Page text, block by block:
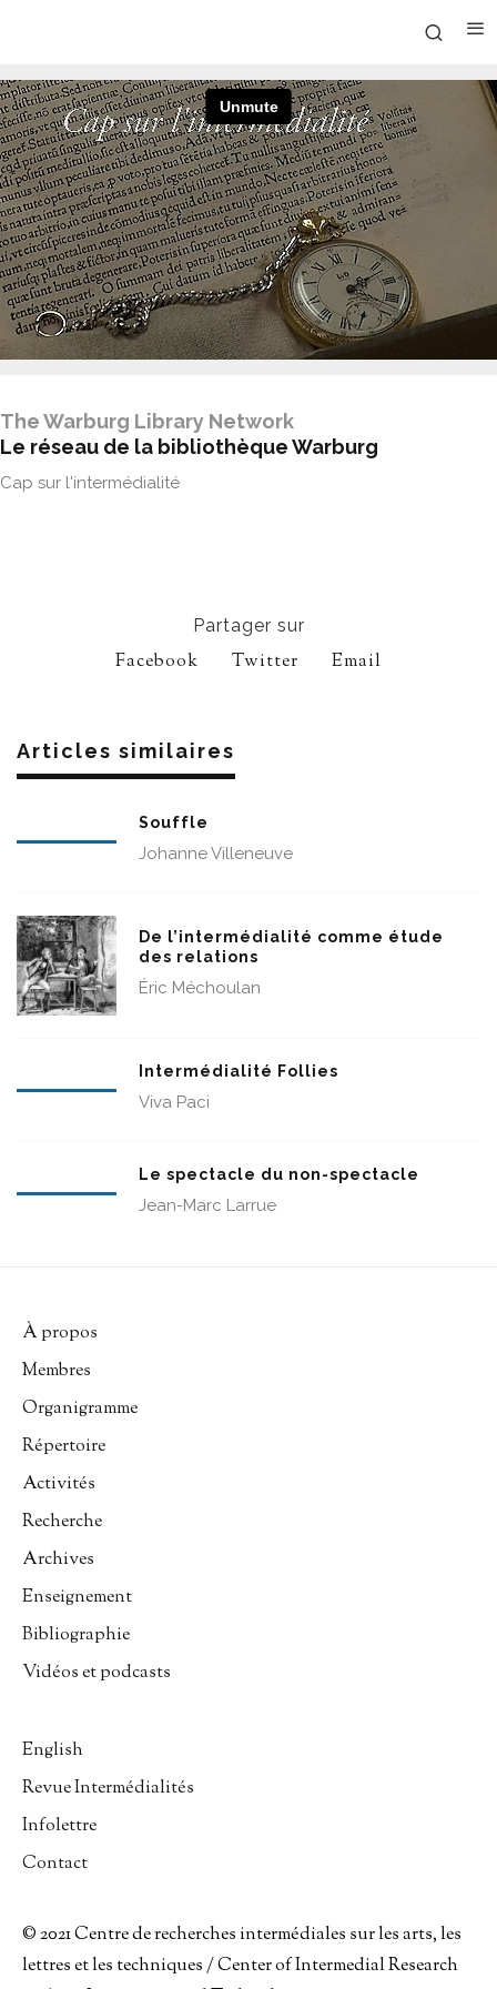
The Warburg Library Network
Le réseau de la bibliothèque Warburg
Cap sur l'intermédialité
Partager sur
Facebook Twitter Email
Articles similaires
Souffle
Johanne Villeneuve
De l’intermédialité comme étude
des relations
Éric Méchoulan
Intermédialité Follies
Viva Paci
Le spectacle du non-spectacle
Jean-Marc Larrue
À propos
Membres
Organigramme
Répertoire
Activités
Recherche
Archives
Enseignement
Bibliographie
Vidéos et podcasts
English
Revue Intermédialités
Infolettre
Contact
© 2021 Centre de recherches intermédiales sur les arts, les
lettres et les techniques / Center of Intermedial Research